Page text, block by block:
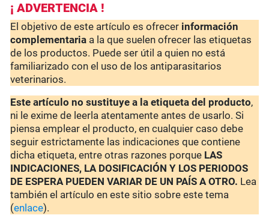
¡ ADVERTENCIA !
El objetivo de este artículo es ofrecer información
complementaria a la que suelen ofrecer las etiquetas
de los productos. Puede ser útil a quien no está
familiarizado con el uso de los antiparasitarios
veterinarios.
Este artículo no sustituye a la etiqueta del producto,
ni le exime de leerla atentamente antes de usarlo. Si
piensa emplear el producto, en cualquier caso debe
seguir estrictamente las indicaciones que contiene
dicha etiqueta, entre otras razones porque LAS
INDICACIONES, LA DOSIFICACIÓN Y LOS PERIODOS
DE ESPERA PUEDEN VARIAR DE UN PAÍS A OTRO. Lea
también el artículo en este sitio sobre este tema
(enlace).